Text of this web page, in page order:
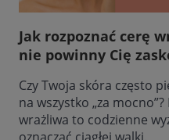
Jak rozpoznać cerę
nie powinny Cię
Czy Twoja skóra często
na wszystko „za
wrażliwa to codzienne